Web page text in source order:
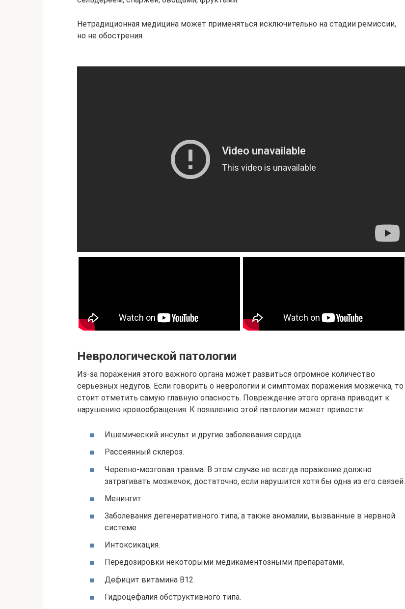
Нетрадиционная медицина может применяться исключительно на стадии ремиссии,
но не обострения.
Неврологической патологии
Из-за поражения этого важного органа может развиться огромное количество
серьезных недугов. Если говорить о неврологии и симптомах поражения мозжечка, то
стоит отметить самую главную опасность. Повреждение этого органа приводит к
нарушению кровообращения. К появлению этой патологии может привести:
Ишемический инсульт и другие заболевания сердца.
Рассеянный склероз.
Черепно-мозговая травма. В этом случае не всегда поражение должно
затрагивать мозжечок, достаточно, если нарушится хотя бы одна из его связей.
Менингит.
Заболевания дегенеративного типа, а также аномалии, вызванные в нервной
системе.
Интоксикация.
Передозировки некоторыми медикаментозными препаратами.
Дефицит витамина B12.
Гидроцефалия обструктивного типа.